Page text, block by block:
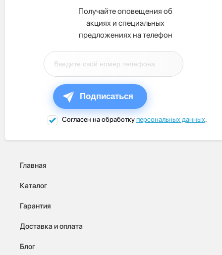
Получайте оповещения об
акциях и специальных
предложениях на телефон
Подписаться
Согласен на обработкуперсональных данных.
Главная
Каталог
Гарантия
Доставка и оплата
Блог